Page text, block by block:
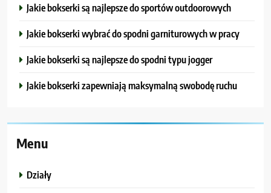
Jakie bokserki są najlepsze do sportów outdoorowych
Jakie bokserki wybrać do spodni garniturowych w pracy
Jakie bokserki są najlepsze do spodni typu jogger
Jakie bokserki zapewniają maksymalną swobodę ruchu
Menu
Działy